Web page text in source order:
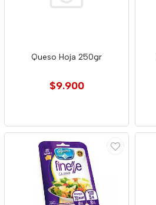
Queso Hoja 250gr
$9.900